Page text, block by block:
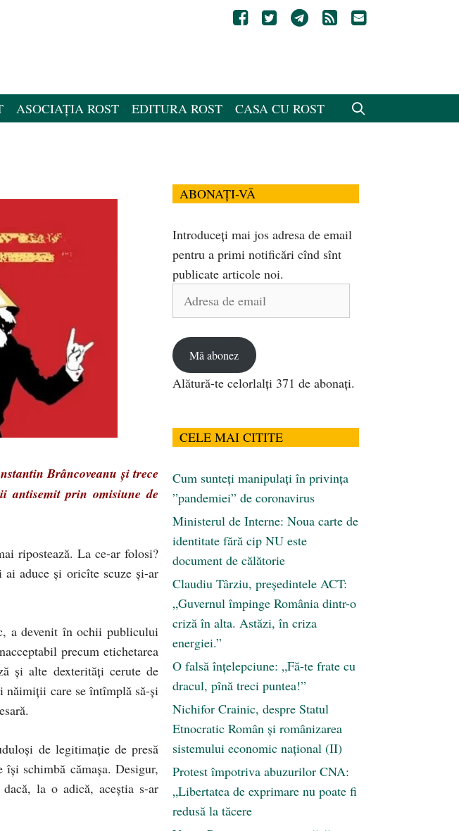
ASOCIAȚIA ROST EDITURA ROST CASA CU ROST
Brâncoveanu şi trece
antisemit prin omisiune de
ripostează. La ce-ar folosi?
aduce şi oricîte scuze şi-ar
a devenit în ochii publicului
precum etichetarea
şi alte dexterităţi cerute de
năimiţii care se întîmplă să-şi
de legitimaţie de presă
schimbă cămaşa. Desigur,
la o adică, aceştia s-ar
ABONAȚI-VĂ
Introduceți mai jos adresa de email
pentru a primi notificări cînd sînt
publicate articole noi.
Adresa
Mă abonez
Alătură-te celorlalți 371 de abonați.
CELE MAI CITITE
Cum sunteți manipulați în privința
”pandemiei” de coronavirus
Ministerul de Interne: Noua carte de
identitate fără cip NU este
document de călătorie
Claudiu Târziu, președintele ACT:
„Guvernul împinge România dintr-o
criză în alta. Astăzi, în criza
energiei.”
O falsă înțelepciune: „Fă-te frate cu
dracul, pînă treci puntea!”
Nichifor Crainic, despre Statul
Etnocratic Român şi românizarea
sistemului economic naţional (II)
Protest împotriva abuzurilor CNA:
„Libertatea de exprimare nu poate fi
redusă la tăcere